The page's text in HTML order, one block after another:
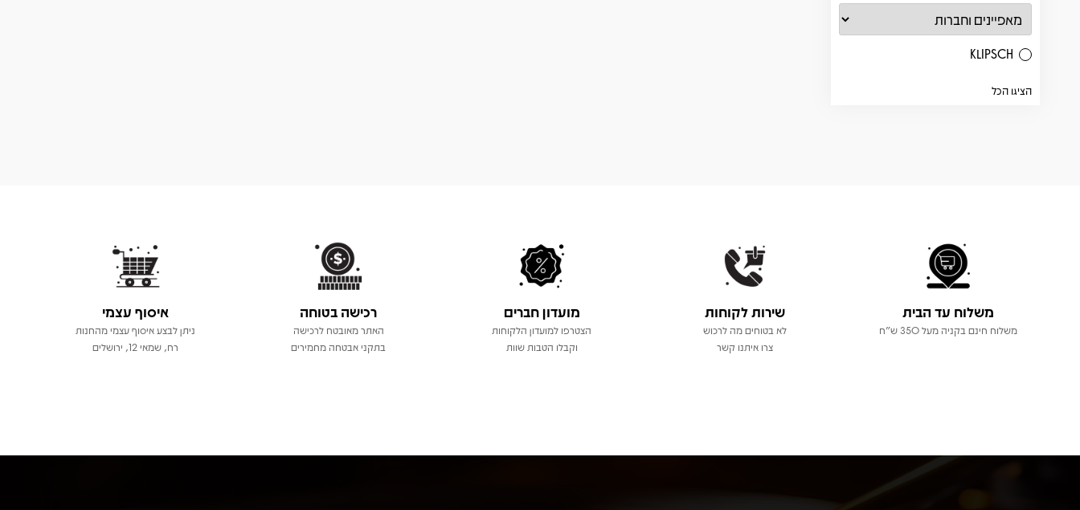
KLIPSCH
הציגו הכל
משלוח עד הבית
משלוח חינם בקניה מעל 350 ש"ח
שירות לקוחות
לא בטוחים מה לרכוש
צרו איתנו קשר
מועדון חברים
הצטרפו למועדון הלקוחות
וקבלו הטבות שוות
רכישה בטוחה
האתר מאובטח לרכישה
בתקני אבטחה מחמירים
איסוף עצמי
ניתן לבצע איסוף עצמי מהחנות
רח, שמאי 12, ירושלים